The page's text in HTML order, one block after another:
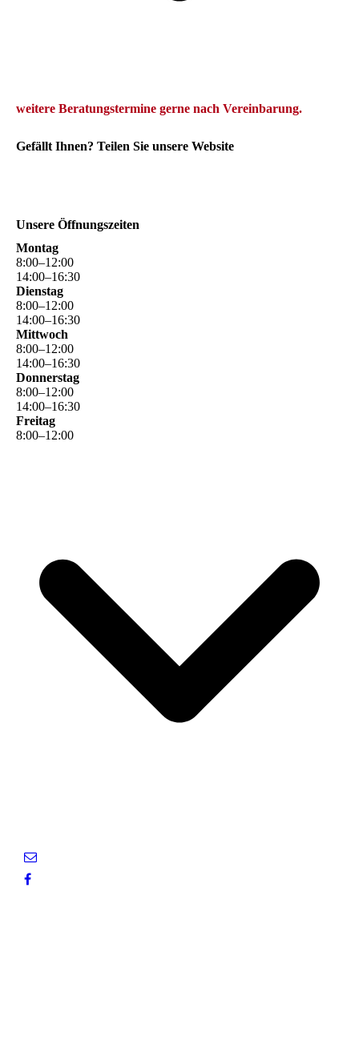
weitere Beratungstermine gerne nach Vereinbarung.
Gefällt Ihnen? Teilen Sie unsere Website
Unsere Öffnungszeiten
Montag
8:00–12:00
14:00–16:30
Dienstag
8:00–12:00
14:00–16:30
Mittwoch
8:00–12:00
14:00–16:30
Donnerstag
8:00–12:00
14:00–16:30
Freitag
8:00–12:00